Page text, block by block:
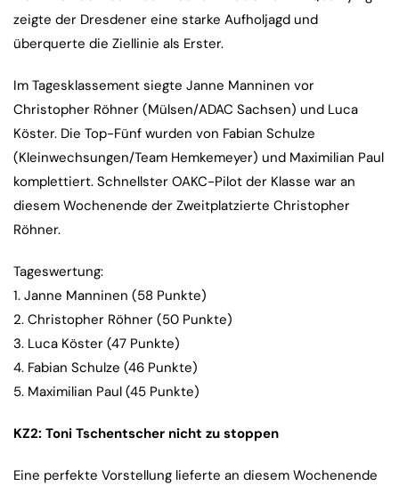
zeigte der Dresdener eine starke Aufholjagd und
überquerte die Ziellinie als Erster.
Im Tagesklassement siegte Janne Manninen vor
Christopher Röhner (Mülsen/ADAC Sachsen) und Luca
Köster. Die Top-Fünf wurden von Fabian Schulze
(Kleinwechsungen/Team Hemkemeyer) und Maximilian Paul
komplettiert. Schnellster OAKC-Pilot der Klasse war an
diesem Wochenende der Zweitplatzierte Christopher
Röhner.
Tageswertung:
1. Janne Manninen (58 Punkte)
2. Christopher Röhner (50 Punkte)
3. Luca Köster (47 Punkte)
4. Fabian Schulze (46 Punkte)
5. Maximilian Paul (45 Punkte)
KZ2: Toni Tschentscher nicht zu stoppen
Eine perfekte Vorstellung lieferte an diesem Wochenende